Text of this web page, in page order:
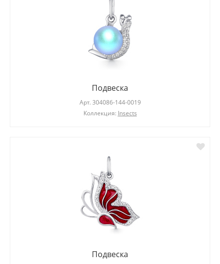
Подвеска
Арт. 304086-144-0019
Коллекция: Insects
Подвеска